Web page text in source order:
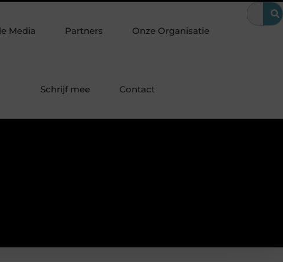
bedrijfsvoering Hoe Google Ads bij makelaars
Media Partners Onze Organisatie
Schrijf mee Contact